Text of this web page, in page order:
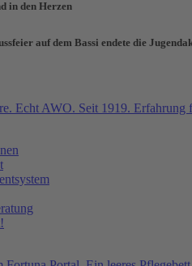
in den Herzen
auf dem Bassi endete die